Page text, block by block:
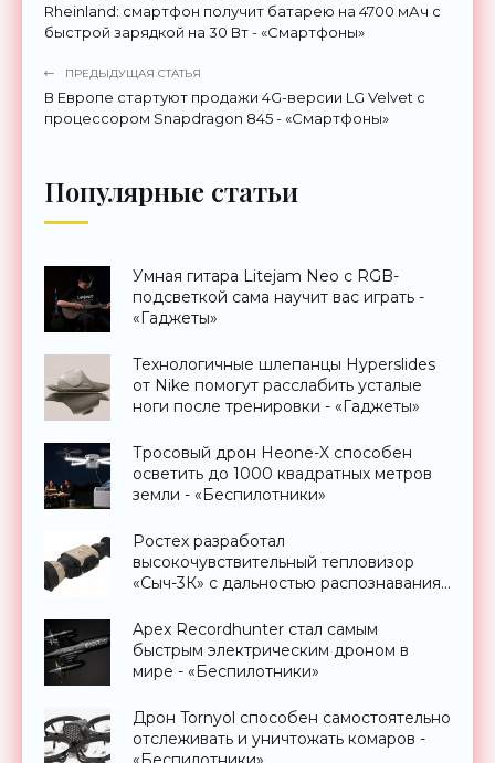
Rheinland: смартфон получит батарею на 4700 мАч с
быстрой зарядкой на 30 Вт - «Смартфоны»
ПРЕДЫДУЩАЯ СТАТЬЯ
В Европе стартуют продажи 4G-версии LG Velvet с
процессором Snapdragon 845 - «Смартфоны»
Популярные статьи
Умная гитара Litejam Neo с RGB-
подсветкой сама научит вас играть -
«Гаджеты»
Технологичные шлепанцы Hyperslides
от Nike помогут расслабить усталые
ноги после тренировки - «Гаджеты»
Тросовый дрон Heone-X способен
осветить до 1000 квадратных метров
земли - «Беспилотники»
Ростех разработал
высокочувствительный тепловизор
«Сыч-3К» с дальностью распознавания
Apex Recordhunter стал самым
быстрым электрическим дроном в
мире - «Беспилотники»
Дрон Tornyol способен самостоятельно
отслеживать и уничтожать комаров -